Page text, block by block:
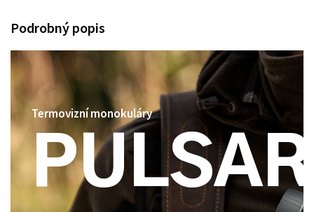
Podrobný popis
Termovizní monokuláry
PULSAR